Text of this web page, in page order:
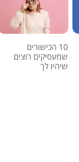
10 הכישורים
שמעסיקים רוצים
שיהיו לך